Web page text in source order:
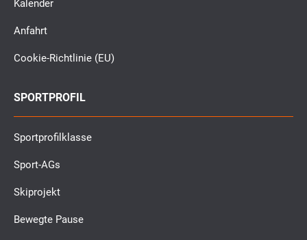
Kalender
Anfahrt
Cookie-Richtlinie (EU)
SPORTPROFIL
Sportprofilklasse
Sport-AGs
Skiprojekt
Bewegte Pause